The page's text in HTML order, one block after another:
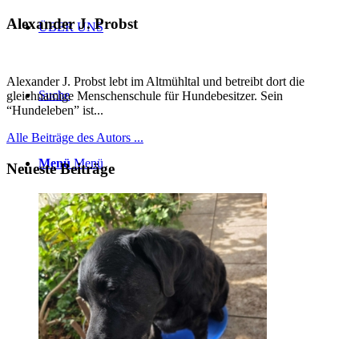
ÜBER UNS
Suche
Menü Menü
Alexander J. Probst
Alexander J. Probst lebt im Altmühltal und betreibt dort die
gleichnamige Menschenschule für Hundebesitzer. Sein
“Hundeleben” ist...
Alle Beiträge des Autors ...
Neueste Beiträge